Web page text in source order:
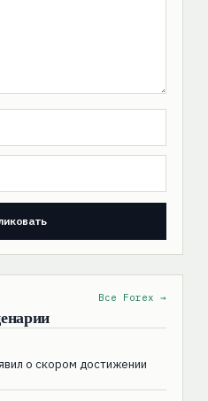
Все Forex →
о скором достижении